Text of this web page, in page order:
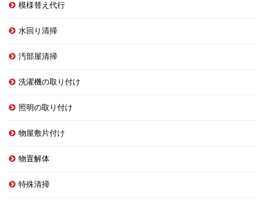
模様替え代行
水回り清掃
汚部屋清掃
洗濯機の取り付け
照明の取り付け
物屋敷片付け
物置解体
特殊清掃